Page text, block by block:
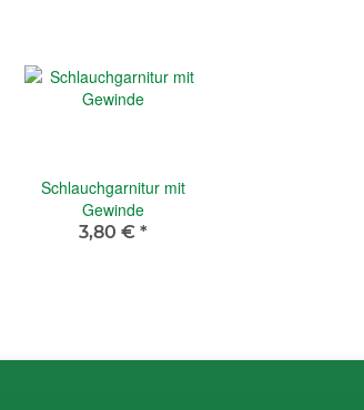
Schlauchgarnitur mit
Gewinde
3,80 € *